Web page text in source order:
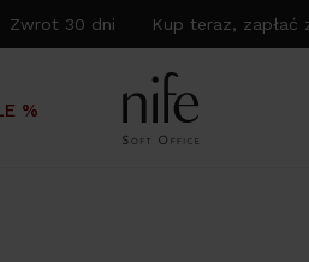
30 dni Kup teraz, zapłać
%